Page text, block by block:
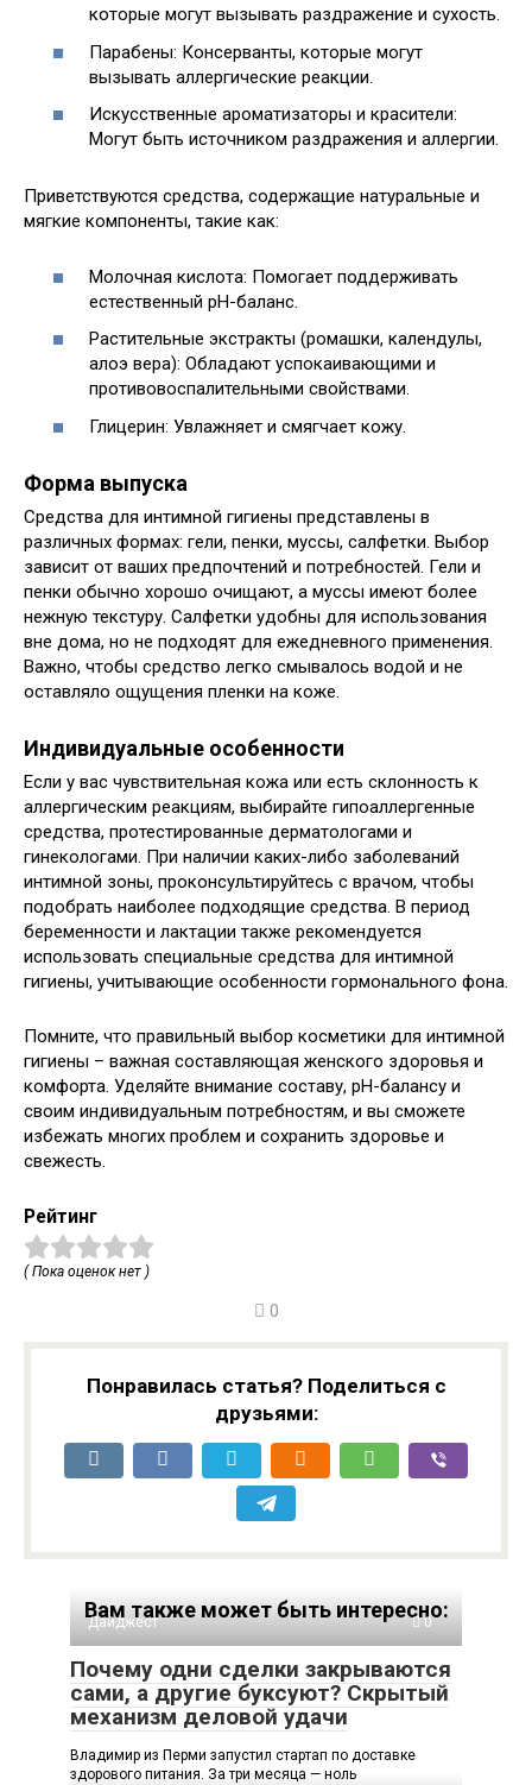
которые могут вызывать раздражение и сухость.
Парабены: Консерванты, которые могут
вызывать аллергические реакции.
Искусственные ароматизаторы и красители:
Могут быть источником раздражения и аллергии.
Приветствуются средства, содержащие натуральные и
мягкие компоненты, такие как:
Молочная кислота: Помогает поддерживать
естественный pH-баланс.
Растительные экстракты (ромашки, календулы,
алоэ вера): Обладают успокаивающими и
противовоспалительными свойствами.
Глицерин: Увлажняет и смягчает кожу.
Форма выпуска
Средства для интимной гигиены представлены в
различных формах: гели, пенки, муссы, салфетки. Выбор
зависит от ваших предпочтений и потребностей. Гели и
пенки обычно хорошо очищают, а муссы имеют более
нежную текстуру. Салфетки удобны для использования
вне дома, но не подходят для ежедневного применения.
Важно, чтобы средство легко смывалось водой и не
оставляло ощущения пленки на коже.
Индивидуальные особенности
Если у вас чувствительная кожа или есть склонность к
аллергическим реакциям, выбирайте гипоаллергенные
средства, протестированные дерматологами и
гинекологами. При наличии каких-либо заболеваний
интимной зоны, проконсультируйтесь с врачом, чтобы
подобрать наиболее подходящие средства. В период
беременности и лактации также рекомендуется
использовать специальные средства для интимной
гигиены, учитывающие особенности гормонального фона.
Помните, что правильный выбор косметики для интимной
гигиены – важная составляющая женского здоровья и
комфорта. Уделяйте внимание составу, pH-балансу и
своим индивидуальным потребностям, и вы сможете
избежать многих проблем и сохранить здоровье и
свежесть.
Рейтинг
( Пока оценок нет )
0
Понравилась статья? Поделиться с
друзьями:
Вам также может быть интересно:
Дайджест 0
Почему одни сделки закрываются
сами, а другие буксуют? Скрытый
механизм деловой удачи
Владимир из Перми запустил стартап по доставке
здорового питания. За три месяца — ноль